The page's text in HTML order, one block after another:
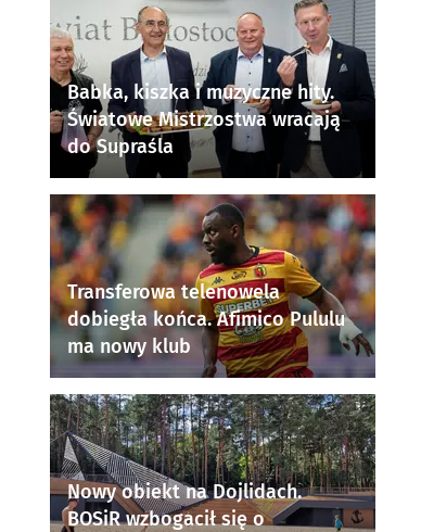
Babka, kiszka i muzyczne hity.
Światowe Mistrzostwa wracają
do Supraśla
Transferowa telenowela
dobiegła końca. Afimico Pululu
ma nowy klub
Nowy obiekt na Dojlidach.
BOSiR wzbogacił się o